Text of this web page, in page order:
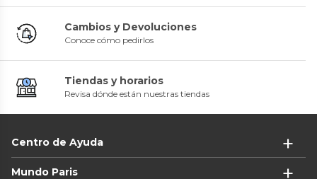
Cambios y Devoluciones
Conoce cómo pedirlos
Tiendas y horarios
Revisa dónde están nuestras tiendas
Centro de Ayuda
Mundo Paris